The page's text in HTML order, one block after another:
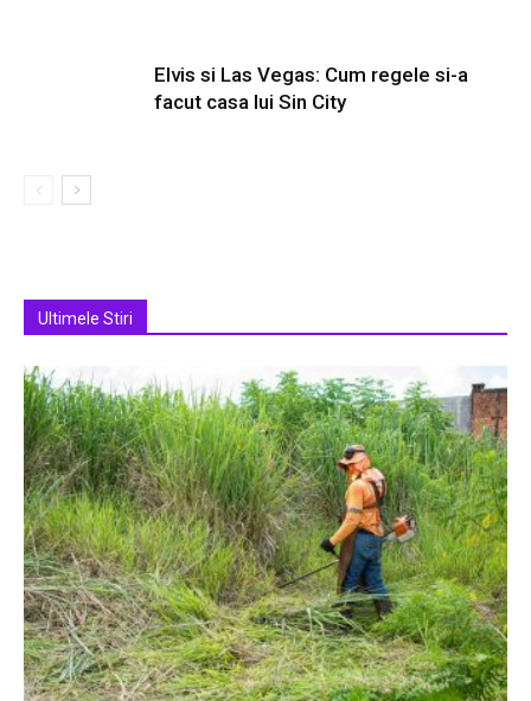
Elvis si Las Vegas: Cum regele si-a
facut casa lui Sin City
Ultimele Stiri